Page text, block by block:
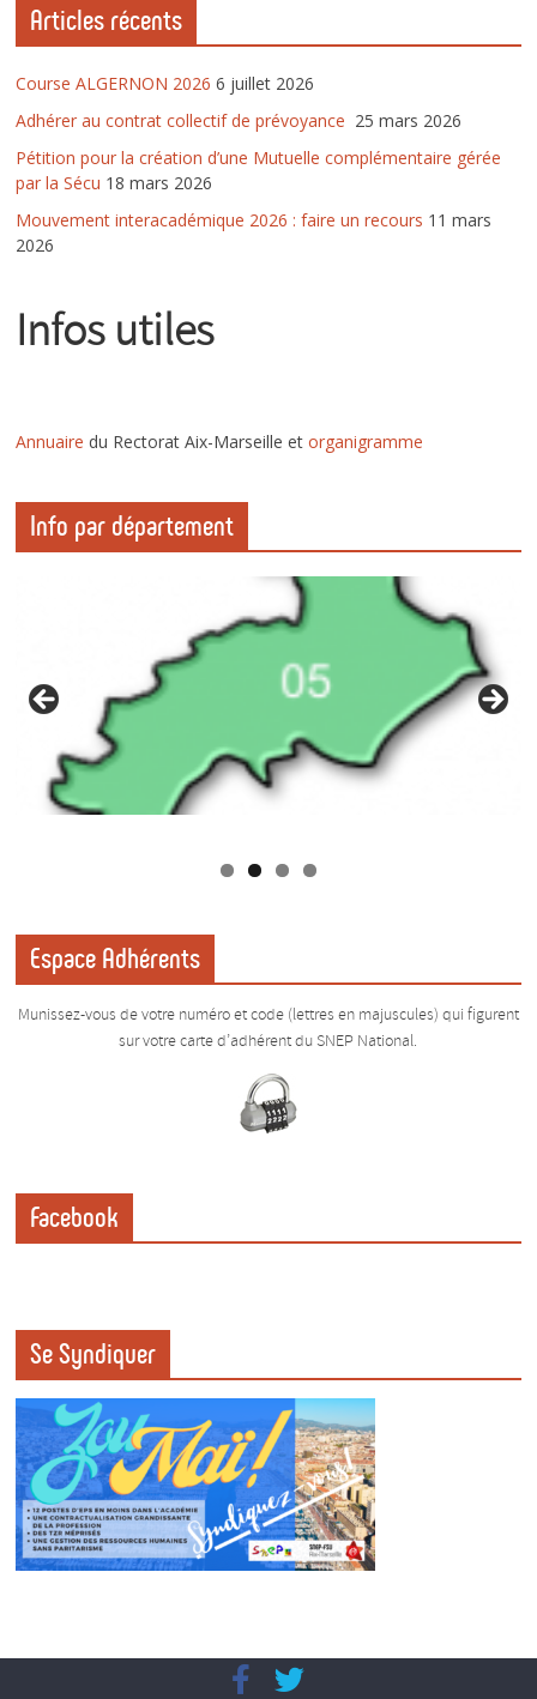
Articles récents
Course ALGERNON 2026 6 juillet 2026
Adhérer au contrat collectif de prévoyance 25 mars 2026
Pétition pour la création d’une Mutuelle complémentaire gérée
par la Sécu 18 mars 2026
Mouvement interacadémique 2026 : faire un recours 11 mars
2026
Infos utiles
Annuaire du Rectorat Aix-Marseille etorganigramme
Info par département
Espace Adhérents
Munissez-vous de votre numéro et code (lettres en majuscules) qui figurent
sur votre carte d’adhérent du SNEP National.
Facebook
Se Syndiquer